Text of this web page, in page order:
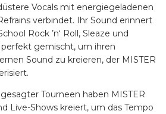
Vocals mit energiegeladenen
verbindet. Ihr Sound erinnert
Rock ’n‘ Roll, Sleaze und
gemischt, um ihren
Sound zu kreieren, der MISTER
Tourneen haben MISTER
Live-Shows kreiert, um das Tempo